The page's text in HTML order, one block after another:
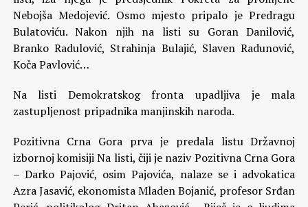
Nebojša Medojević. Osmo mjesto pripalo je Predragu
Bulatoviću. Nakon njih na listi su Goran Danilović,
Branko Radulović, Strahinja Bulajić, Slaven Radunović,
Koča Pavlović…
Na listi Demokratskog fronta upadljiva je mala
zastupljenost pripadnika manjinskih naroda.
Pozitivna Crna Gora prva je predala listu Državnoj
izbornoj komisiji Na listi, čiji je naziv Pozitivna Crna Gora
– Darko Pajović, osim Pajovića, nalaze se i advokatica
Azra Jasavić, ekonomista Mladen Bojanić, profesor Srđan